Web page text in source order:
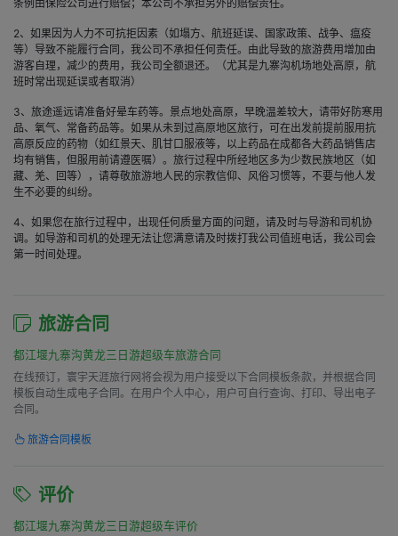
条例由保险公司进行赔偿；本公司不承担另外的赔偿责任。
2、如果因为人力不可抗拒因素（如塌方、航班延误、国家政策、战争、瘟疫
等）导致不能履行合同，我公司不承担任何责任。由此导致的旅游费用增加由
游客自理，减少的费用，我公司全额退还。（尤其是九寨沟机场地处高原，航
班时常出现延误或者取消）
3、旅途遥远请准备好晕车药等。景点地处高原，早晚温差较大，请带好防寒用
品、氧气、常备药品等。如果从未到过高原地区旅行，可在出发前提前服用抗
高原反应的药物（如红景天、肌甘口服液等，以上药品在成都各大药品销售店
均有销售，但服用前请遵医嘱）。旅行过程中所经地区多为少数民族地区（如
藏、羌、回等），请尊敬旅游地人民的宗教信仰、风俗习惯等，不要与他人发
生不必要的纠纷。
4、如果您在旅行过程中，出现任何质量方面的问题，请及时与导游和司机协
调。如导游和司机的处理无法让您满意请及时拨打我公司值班电话，我公司会
第一时间处理。
旅游合同
都江堰九寨沟黄龙三日游超级车旅游合同
在线预订，寰宇天涯旅行网将会视为用户接受以下合同模板条款，并根据合同
模板自动生成电子合同。在用户个人中心，用户可自行查询、打印、导出电子
合同。
旅游合同模板
评价
都江堰九寨沟黄龙三日游超级车评价